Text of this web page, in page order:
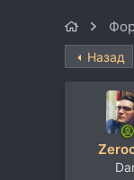
р
т
Назад